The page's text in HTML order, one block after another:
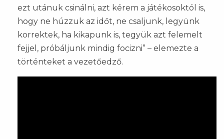
ezt utánuk csinálni, azt kérem a játékosoktól is,
hogy ne húzzuk az időt, ne csaljunk, legyünk
korrektek, ha kikapunk is, tegyük azt felemelt
fejjel, próbáljunk mindig focizni” – elemezte a
történteket a vezetőedző.